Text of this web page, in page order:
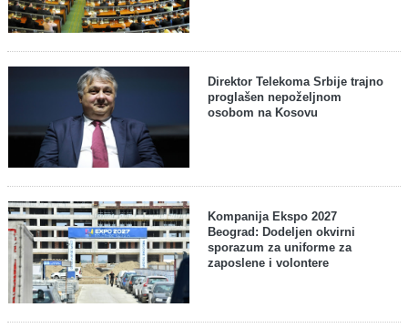
Direktor Telekoma Srbije trajno
proglašen nepoželjnom
osobom na Kosovu
Kompanija Ekspo 2027
Beograd: Dodeljen okvirni
sporazum za uniforme za
zaposlene i volontere